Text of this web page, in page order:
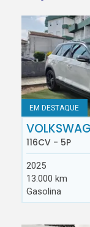
EM DESTAQUE
116CV - 5P
2025
13.000 km
Gasolina